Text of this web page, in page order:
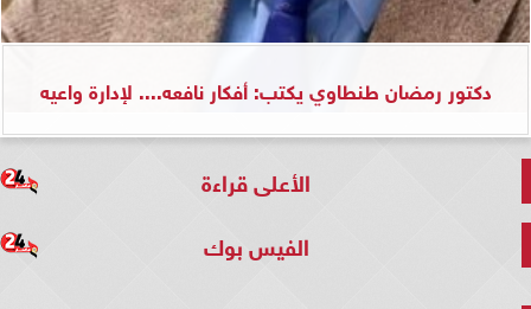
دكتور رمضان طنطاوي يكتب: أفكار نافعه.... لإدارة واعيه
الأعلى قراءة
الفيس بوك